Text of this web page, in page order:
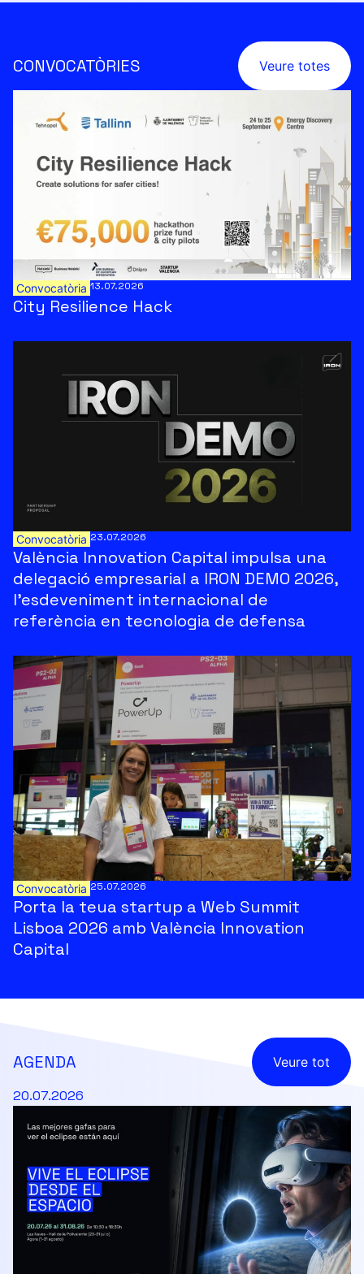
CONVOCATÒRIES Veure totes
Convocatòria 13.07.2026
City Resilience Hack
Convocatòria 23.07.2026
València Innovation Capital impulsa una
delegació empresarial a IRON DEMO 2026,
l’esdeveniment internacional de
referència en tecnologia de defensa
Convocatòria 25.07.2026
Porta la teua startup a Web Summit
Lisboa 2026 amb València Innovation
Capital
AGENDA Veure tot
20.07.2026